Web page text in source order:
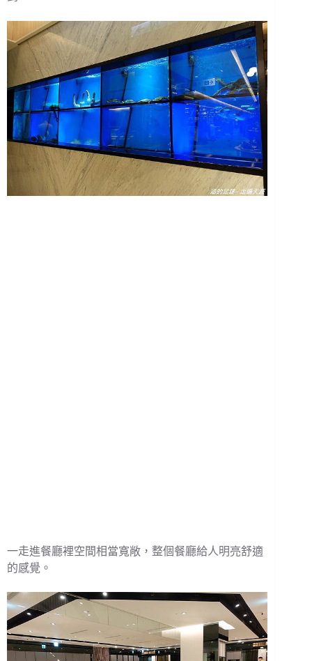
一走進餐廳裡空間相當寬敞，整個餐廳給人明亮舒適
的感覺。